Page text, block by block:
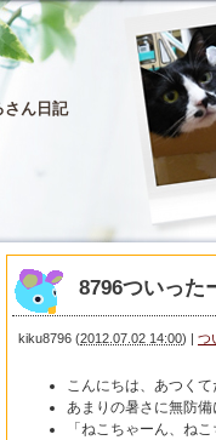
さん日記
8796ついった
kiku8796 (2012.07.02 14:00) | つ
こんにちは、あつく
あまりの暑さに無防
「ねこちゃーん、ね